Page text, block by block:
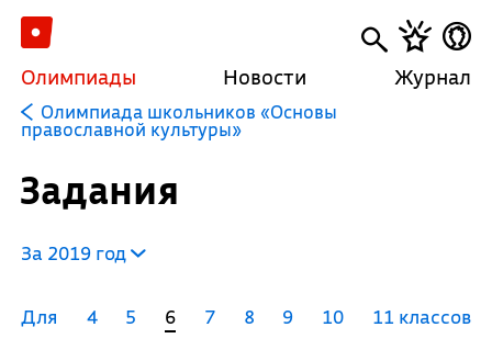
Олимпиады Новости Журнал
Олимпиада школьников «Основы
православной культуры»
Задания
За 2019 год
Для 4 5 6 7 8 9 10 11 классов